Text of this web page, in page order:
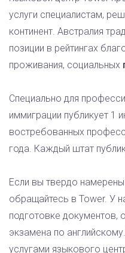
услуги специалистам,
континент. Австралия
позиции в рейтингах
проживания, социальных
Специально для
иммиграции публикует 1
востребованных
года. Каждый штат
Если вы твердо
обращайтесь в Tower. У
подготовке документов,
экзамена по
услугами языкового